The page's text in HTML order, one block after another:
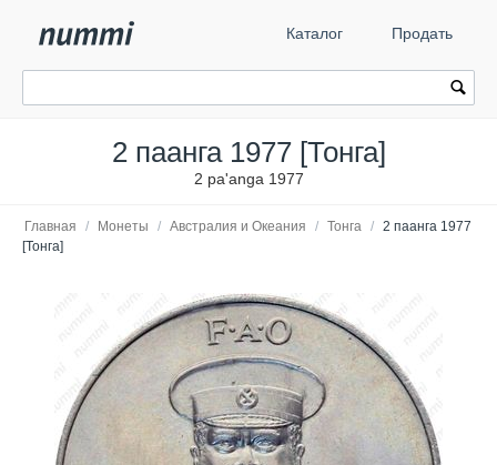
Каталог Продать
2 паанга 1977 [Тонга]
2 pa'anga 1977
Главная / Монеты / Австралия и Океания / Тонга / 2 паанга 1977
[Тонга]